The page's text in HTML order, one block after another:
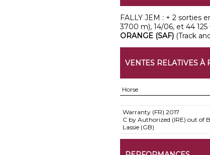
FALLY JEM : + 2 sorties
3700 m), 14/06, et 44
ORANGE (SAF)(Track
VENTES RELATIVES À
Horse
Warranty (FR) 2017
C by Authorized (IRE) out of
Lassie (GB)